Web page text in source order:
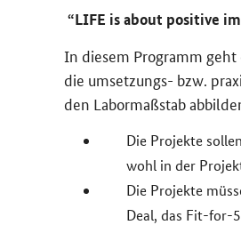
“LIFE is about positive
In die­sem Pro­gramm
die umsetzungs-​ bzw.
den La­bor­maß­stab
Die Pro­jek­te
wohl in der
Die Pro­jek­te
Deal, das Fit-for-